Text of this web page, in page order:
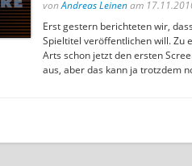
vonAndreas Leinenam
Erst gestern berichteten wir,
Spieltitel veröffentlichen will. Zu
Arts schon jetzt den ersten
aus, aber das kann ja trotzdem